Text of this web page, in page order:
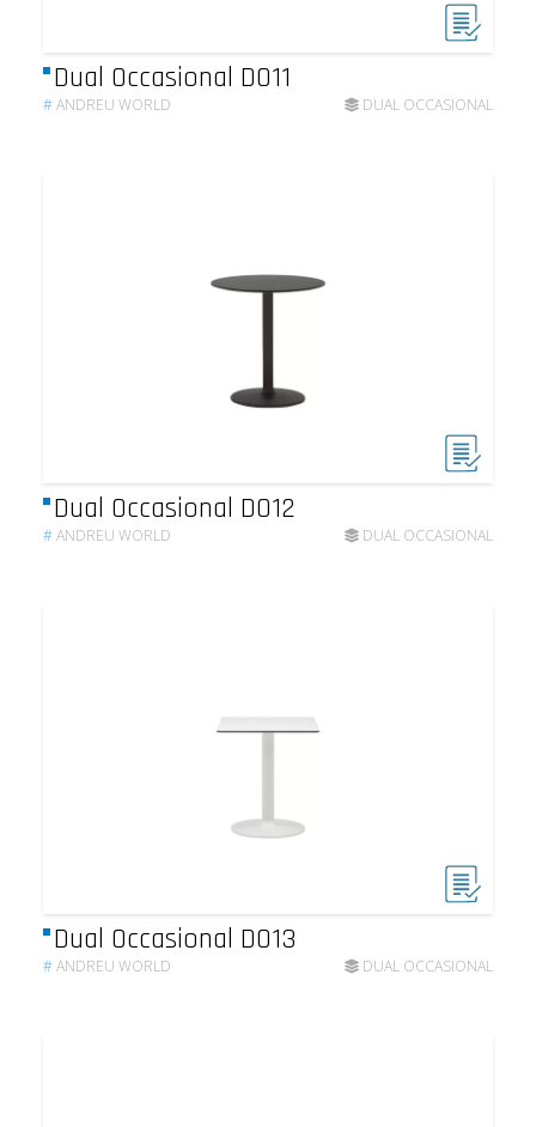
Dual Occasional DO11
#ANDREU WORLD DUAL OCCASIONAL
Dual Occasional DO12
#ANDREU WORLD DUAL OCCASIONAL
Dual Occasional DO13
#ANDREU WORLD DUAL OCCASIONAL